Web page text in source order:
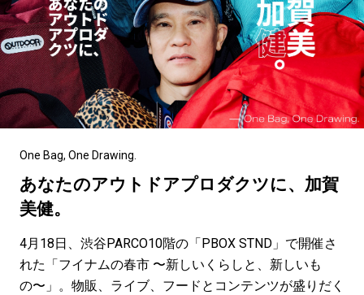
#ESSENTIAL DESIGNS #古着サミット
#NEW VINTAGE #マイナーグッド図鑑
#路地裏てぃーん。 #MONTHLY JOURNAL
#GH 銘品の所以 #フイナムのYouTube
#Commune H #FOCUS IT #AH.H
#ととけん #FASHION
#LIFESTYLE #SNEAKER #OUTDOOR
#SPORTS
One Bag, One Drawing.
あなたのアウトドアプロダクツに、加賀
美健。
4月18日、渋谷PARCO10階の「PBOX STND」で開催さ
れた「フイナムの春市 〜新しいくらしと、新しいも
の〜」。物販、ライブ、フードとコンテンツが盛りだく